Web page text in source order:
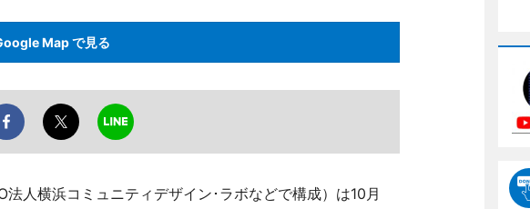
Map で見る
人横浜コミュニティデザイン･ラボなどで構成）は10月